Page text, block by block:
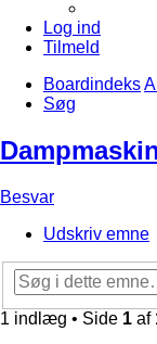
Log ind
Tilmeld
Boardindeks
Søg
Besvar
Udskriv emne
1 indlæg • Side 1 af